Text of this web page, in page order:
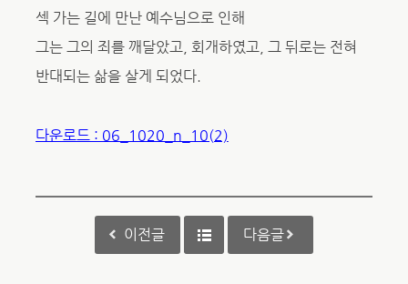
섹 가는 길에 만난 예수님으로 인해
그는 그의 죄를 깨달았고, 회개하였고, 그 뒤로는 전혀
반대되는 삶을 살게 되었다.
다운로드 : 06_1020_n_10(2)
이전글 다음글